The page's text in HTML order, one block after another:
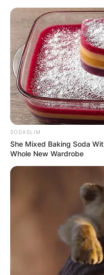
SODASLIM
She Mixed Baking Soda
Whole New Wardrobe